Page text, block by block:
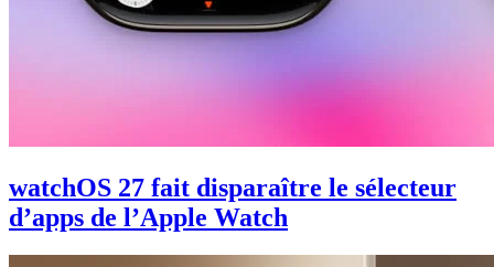
watchOS 27 fait disparaître le sélecteur
d’apps de l’Apple Watch